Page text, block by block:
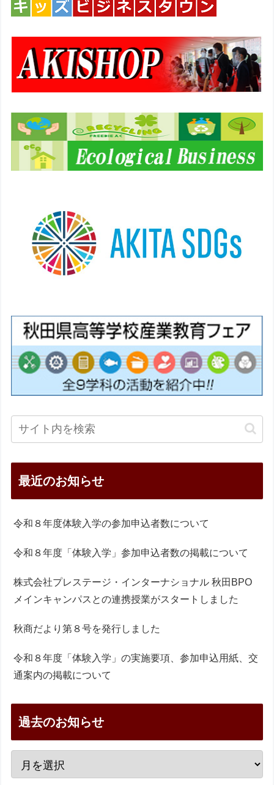
最近のお知らせ
令和８年度体験入学の参加申込者数について
令和８年度「体験入学」参加申込者数の掲載について
株式会社プレステージ・インターナショナル 秋田BPO
メインキャンパスとの連携授業がスタートしました
秋商だより第８号を発行しました
令和８年度「体験入学」の実施要項、参加申込用紙、交
通案内の掲載について
過去のお知らせ